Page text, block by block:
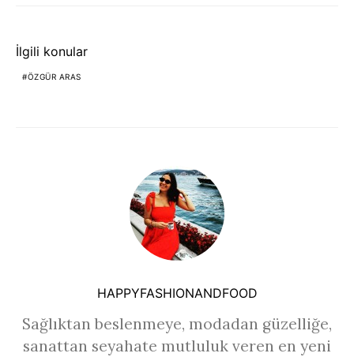
İlgili konular
ÖZGÜR ARAS
HAPPYFASHIONANDFOOD
Sağlıktan beslenmeye, modadan güzelliğe,
sanattan seyahate mutluluk veren en yeni